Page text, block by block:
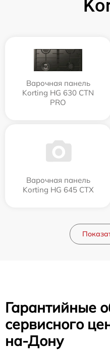
Варочная панель
Korting HG 630 CTN
PRO
Варочная панель
Korting HG 645 CTX
Гарантийные
сервисного
на-Дону